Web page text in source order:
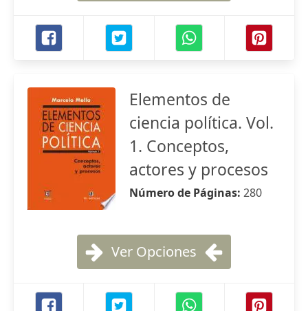
Elementos de
ciencia política. Vol.
1. Conceptos,
actores y procesos
Número de Páginas: 280
Ver Opciones